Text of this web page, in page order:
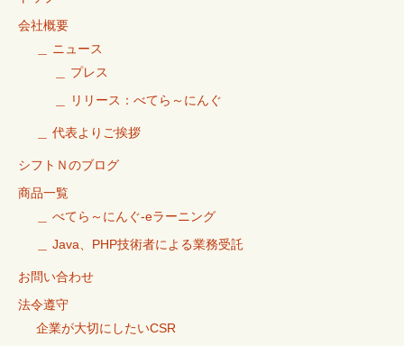
会社概要
＿ ニュース
＿ プレス
＿ リリース：べてら～にんぐ
＿ 代表よりご挨拶
シフトＮのブログ
商品一覧
＿ べてら～にんぐ-eラーニング
＿ Java、PHP技術者による業務受託
お問い合わせ
法令遵守
企業が大切にしたいCSR